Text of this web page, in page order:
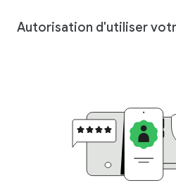
Autorisation d'utiliser